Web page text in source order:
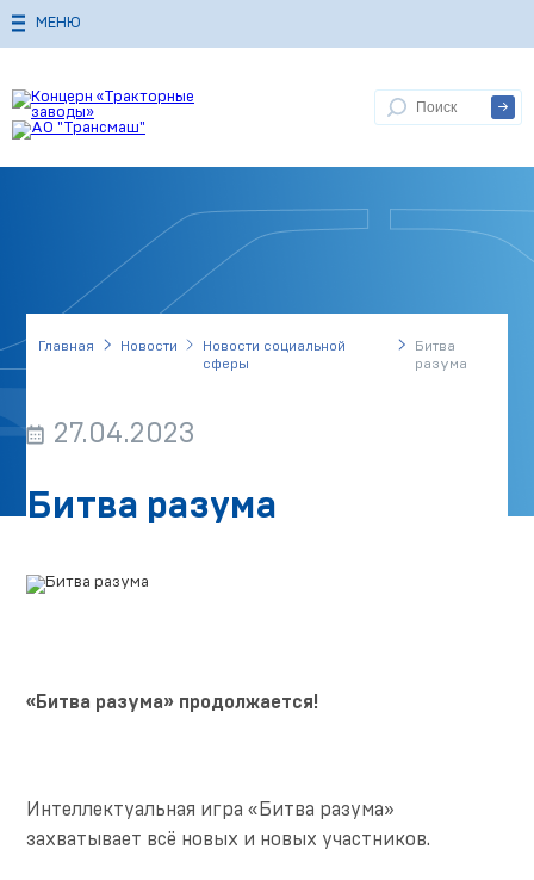
МЕНЮ
Главная Новости
Новости социальной
сферы
Битва
разума
27.04.2023
Битва разума
«Битва разума» продолжается!
Интеллектуальная игра «Битва разума»
захватывает всё новых и новых участников.